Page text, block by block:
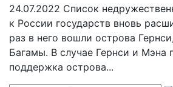
24.07.2022 Список
к России государств вновь
раз в него вошли острова
Багамы. В случае Гернси и Мэна
поддержка острова...